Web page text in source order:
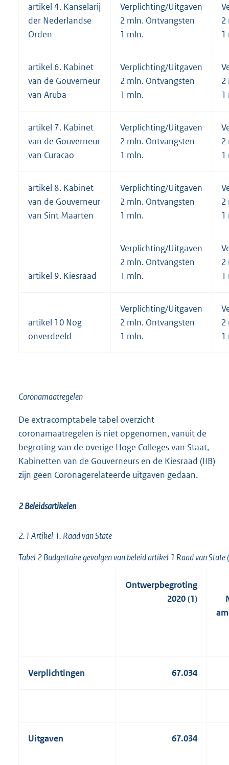
artikel 4. Kanselarij
der Nederlandse
Orden
Verplichting/Uitgaven
2 mln. Ontvangsten
1 mln.
2
1
artikel 6. Kabinet
van de Gouverneur
van Aruba
Verplichting/Uitgaven
2 mln. Ontvangsten
1 mln.
2
1
artikel 7. Kabinet
van de Gouverneur
van Curacao
Verplichting/Uitgaven
2 mln. Ontvangsten
1 mln.
2
1
artikel 8. Kabinet
van de Gouverneur
van Sint Maarten
Verplichting/Uitgaven
2 mln. Ontvangsten
1 mln.
2
1
artikel 9. Kiesraad
Verplichting/Uitgaven
2 mln. Ontvangsten
1 mln.
2
1
artikel 10 Nog
onverdeeld
Verplichting/Uitgaven
2 mln. Ontvangsten
1 mln.
2
1
Coronamaatregelen
De extracomptabele tabel overzicht
coronamaatregelen is niet opgenomen, vanuit de
begroting van de overige Hoge Colleges van Staat,
Kabinetten van de Gouverneurs en de Kiesraad (IIB)
zijn geen Coronagerelateerde uitgaven gedaan.
2 Beleidsartikelen
2.1 Artikel 1. Raad van State
Tabel 2 Budgettaire gevolgen van beleid artikel 1 Raad van
Ontwerpbegroting
2020 (1)
Verplichtingen 67.034
Uitgaven 67.034